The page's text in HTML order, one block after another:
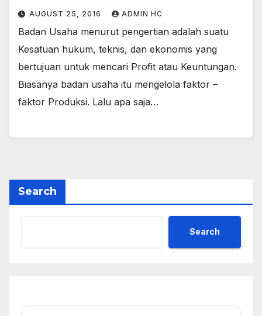
AUGUST 25, 2016 ADMIN HC
Badan Usaha menurut pengertian adalah suatu
Kesatuan hukum, teknis, dan ekonomis yang
bertujuan untuk mencari Profit atau Keuntungan.
Biasanya badan usaha itu mengelola faktor –
faktor Produksi. Lalu apa saja…
Search
Search